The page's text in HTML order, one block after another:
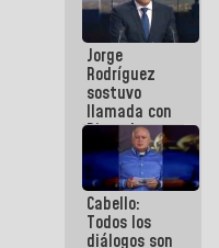
Venezuela"
a servidores
públicos
Jorge
Rodríguez
sostuvo
llamada con
Dinorah
Figuera y
acuerdan
primer
encuentro
presencial
para el
Cabello:
Todos los
diálogos son